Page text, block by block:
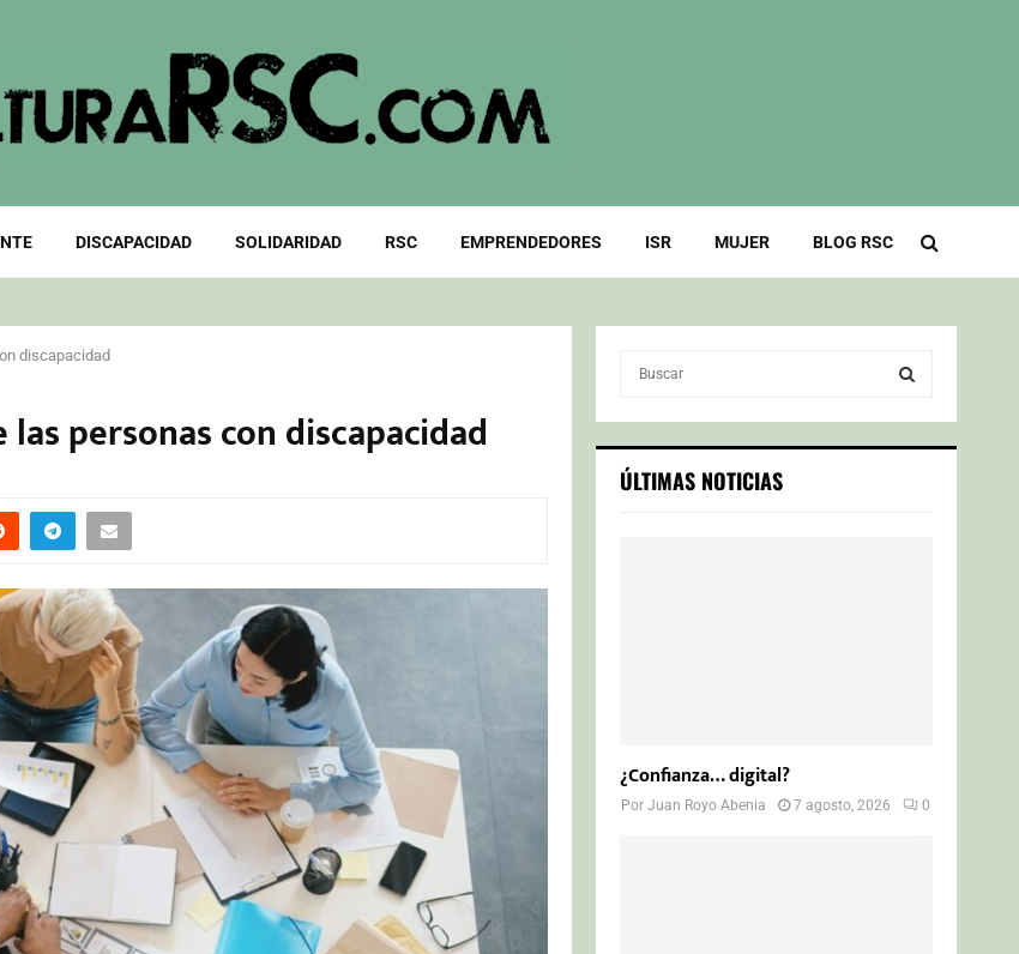
DISCAPACIDAD SOLIDARIDAD RSC EMPRENDEDORES ISR MUJER BLOG RSC
discapacidad
personas con discapacidad
c
h
S
ÚLTIMAS NOTICIAS
¿Confianza… digital?
PorJuan Royo Abenia 7 agosto, 2026 0